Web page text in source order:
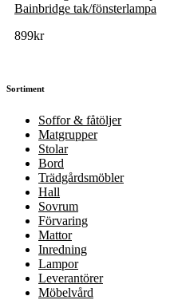
Bainbridge tak/fönsterlampa
899kr
Sortiment
Soffor & fåtöljer
Matgrupper
Stolar
Bord
Trädgårdsmöbler
Hall
Sovrum
Förvaring
Mattor
Inredning
Lampor
Leverantörer
Möbelvård